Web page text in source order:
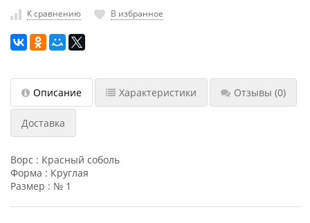
РАСПРОДАЖА
К сравнению В избранное
Описание Характеристики Отзывы (0)
Доставка
Ворс : Красный соболь
Форма : Круглая
Размер : № 1